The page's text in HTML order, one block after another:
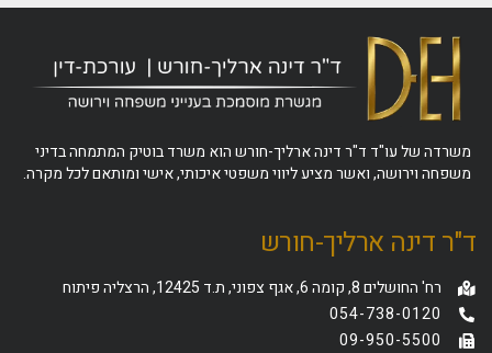
משרדה של עו"ד ד"ר דינה ארליך-חורש הוא משרד בוטיק המתמחה בדיני
משפחה וירושה, ואשר מציע ליווי משפטי איכותי, אישי ומותאם לכל מקרה.
ד"ר דינה ארליך-חורש
רח' החושלים 8, קומה 6, אגף צפוני, ת.ד 12425, הרצליה פיתוח
054-738-0120
09-950-5500